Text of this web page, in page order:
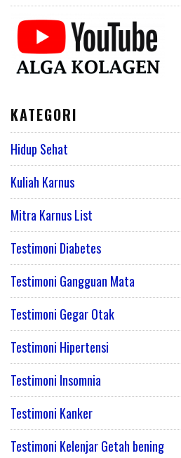
KATEGORI
Hidup Sehat
Kuliah Karnus
Mitra Karnus List
Testimoni Diabetes
Testimoni Gangguan Mata
Testimoni Gegar Otak
Testimoni Hipertensi
Testimoni Insomnia
Testimoni Kanker
Testimoni Kelenjar Getah bening